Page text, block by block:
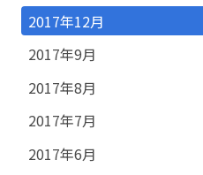
2017年12月
2017年9月
2017年8月
2017年7月
2017年6月